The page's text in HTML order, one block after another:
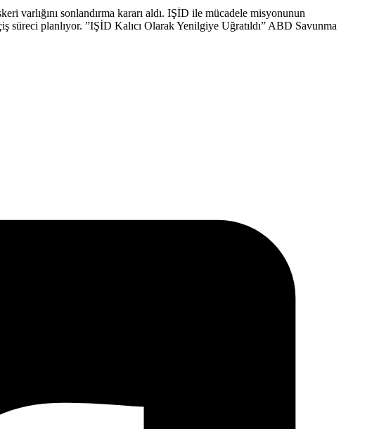
varlığını sonlandırma kararı aldı. IŞİD ile mücadele misyonunun
planlıyor. ​”IŞİD Kalıcı Olarak Yenilgiye Uğratıldı” ​ABD Savunma